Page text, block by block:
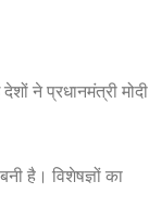
ने प्रधानमंत्री मोदी
है। विशेषज्ञों का